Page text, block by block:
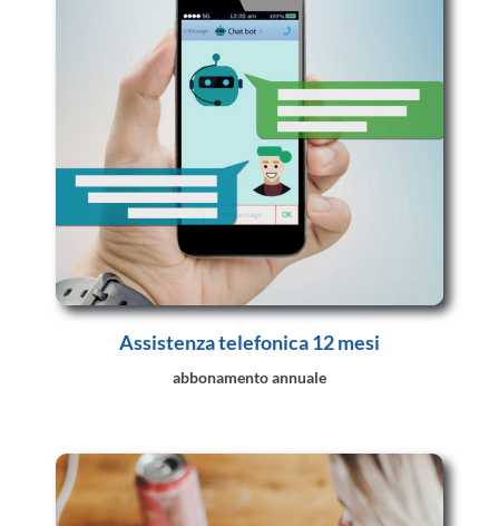
Assistenza telefonica 12 mesi
abbonamento annuale